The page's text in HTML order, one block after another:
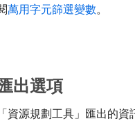
萬用字元篩選變數。
出選項
源規劃工具」匯出的資